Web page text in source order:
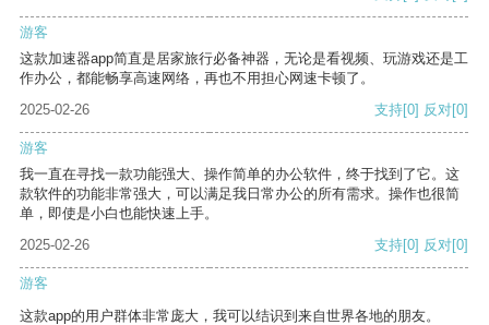
游客
这款加速器app简直是居家旅行必备神器，无论是看视频、玩游戏还是工
作办公，都能畅享高速网络，再也不用担心网速卡顿了。
2025-02-26
支持[0] 反对[0]
游客
我一直在寻找一款功能强大、操作简单的办公软件，终于找到了它。这
款软件的功能非常强大，可以满足我日常办公的所有需求。操作也很简
单，即使是小白也能快速上手。
2025-02-26
支持[0] 反对[0]
游客
这款app的用户群体非常庞大，我可以结识到来自世界各地的朋友。